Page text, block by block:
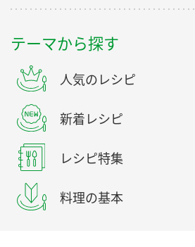
テーマから探す
人気のレシピ
新着レシピ
レシピ特集
料理の基本